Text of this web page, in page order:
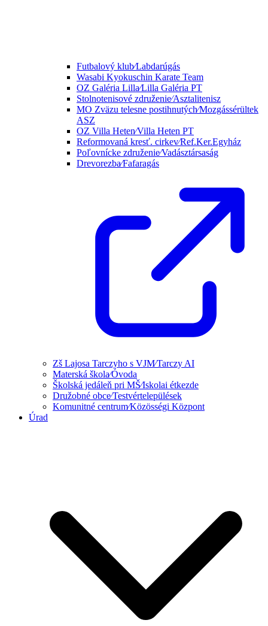
Futbalový klub⁄Labdarúgás
Wasabi Kyokuschin Karate Team
OZ Galéria Lilla⁄Lilla Galéria PT
Stolnotenisové združenie⁄Asztalitenisz
MO Zväzu telesne postihnutých⁄Mozgássérültek
ASZ
OZ Villa Heten⁄Villa Heten PT
Reformovaná kresť. cirkev⁄Ref.Ker.Egyház
Poľovnícke združenie⁄Vadásztársaság
Drevorezba⁄Fafaragás
Zš Lajosa Tarczyho s VJM⁄Tarczy AI
Materská škola⁄Óvoda
Školská jedáleň pri MŠ⁄Iskolai étkezde
Družobné obce⁄Testvértelepülések
Komunitné centrum⁄Közösségi Központ
Úrad